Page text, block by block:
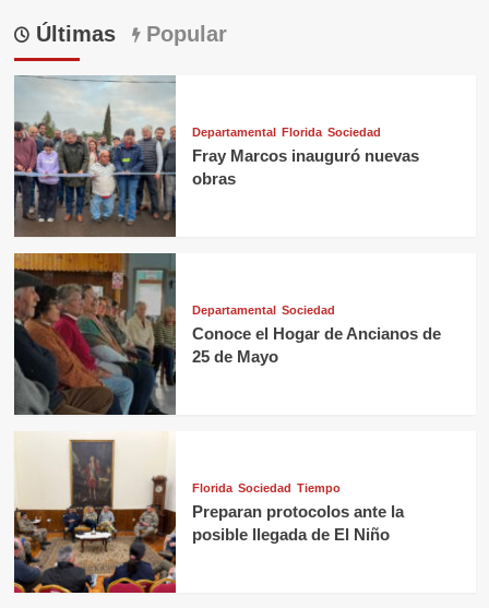
Últimas Popular
Departamental Florida Sociedad
Fray Marcos inauguró nuevas
obras
Departamental Sociedad
Conoce el Hogar de Ancianos de
25 de Mayo
Florida Sociedad Tiempo
Preparan protocolos ante la
posible llegada de El Niño